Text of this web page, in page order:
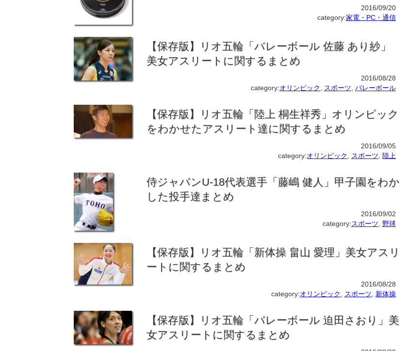
2016/09/20
category:家電・PC・通信
【保存版】リオ五輪「バレーボール 佐藤 あり紗」
美女アスリートに関するまとめ
2016/08/28
category:オリンピック スポーツ バレーボール
【保存版】リオ五輪「陸上 桐生祥秀」オリンピック
をわかせたアスリート達に関するまとめ
2016/09/05
category:オリンピック スポーツ 陸上
侍ジャパンU-18代表選手「藤嶋 健人」甲子園をわか
した投手達まとめ
2016/09/02
category:スポーツ 野球
【保存版】リオ五輪「新体操 畠山 愛理」美女アスリ
ートに関するまとめ
2016/08/28
category:オリンピック スポーツ 新体操
【保存版】リオ五輪「バレーボール 迫田さおり」美
女アスリートに関するまとめ